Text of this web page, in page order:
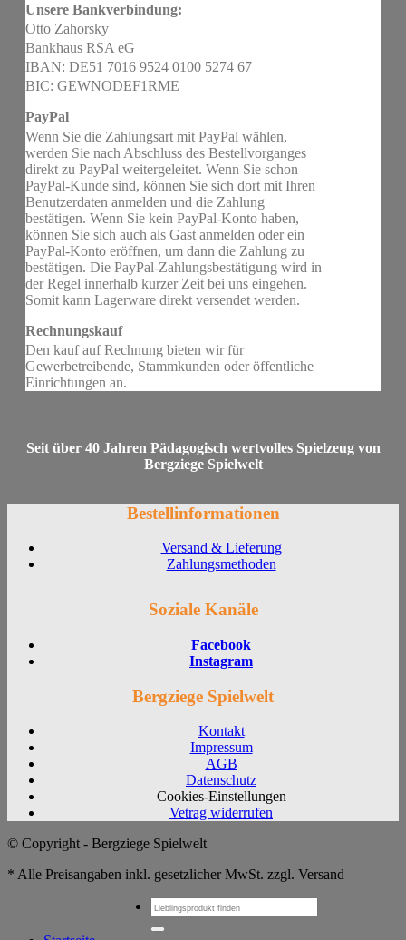
Unsere Bankverbindung:
Otto Zahorsky
Bankhaus RSA eG
IBAN: DE51 7016 9524 0100 5274 67
BIC: GEWNODEF1RME
PayPal
Wenn Sie die Zahlungsart mit PayPal wählen,
werden Sie nach Abschluss des Bestellvorganges
direkt zu PayPal weitergeleitet. Wenn Sie schon
PayPal-Kunde sind, können Sie sich dort mit Ihren
Benutzerdaten anmelden und die Zahlung
bestätigen. Wenn Sie kein PayPal-Konto haben,
können Sie sich auch als Gast anmelden oder ein
PayPal-Konto eröffnen, um dann die Zahlung zu
bestätigen. Die PayPal-Zahlungsbestätigung wird in
der Regel innerhalb kurzer Zeit bei uns eingehen.
Somit kann Lagerware direkt versendet werden.
Rechnungskauf
Den kauf auf Rechnung bieten wir für
Gewerbetreibende, Stammkunden oder öffentliche
Einrichtungen an.
Seit über 40 Jahren Pädagogisch wertvolles Spielzeug von
Bergziege Spielwelt
Bestellinformationen
Versand & Lieferung
Zahlungsmethoden
Soziale Kanäle
Facebook
Instagram
Bergziege Spielwelt
Kontakt
Impressum
AGB
Datenschutz
Cookies-Einstellungen
Vetrag widerrufen
© Copyright - Bergziege Spielwelt
* Alle Preisangaben inkl. gesetzlicher MwSt. zzgl. Versand
Suchen